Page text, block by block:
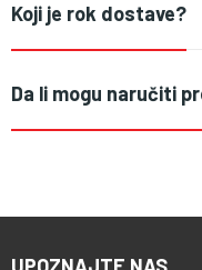
Koji je rok dostave?
Da li mogu naručiti